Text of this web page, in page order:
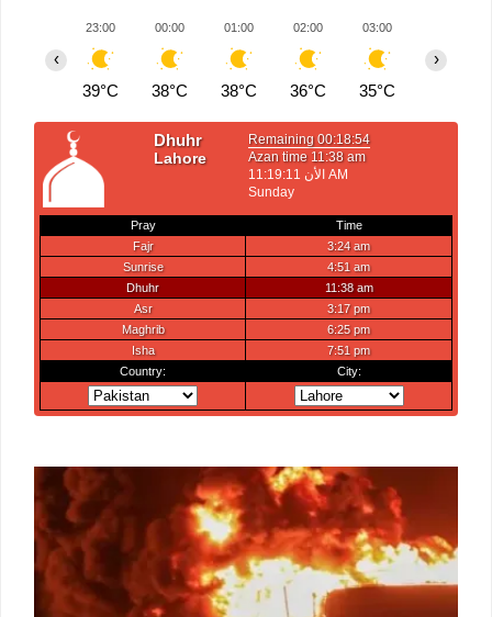
23:00
39°C
00:00
38°C
01:00
38°C
02:00
36°C
03:00
35°C
‹ ›